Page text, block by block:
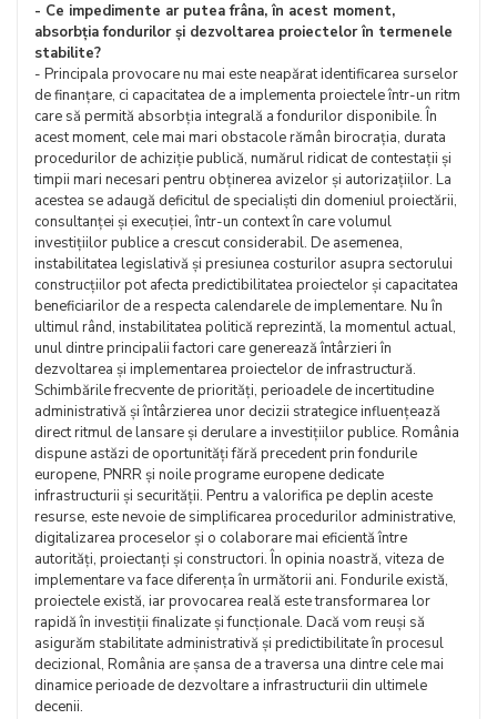
- Ce impedimente ar putea frâna, în acest moment,
absorbția fondurilor și dezvoltarea proiectelor în termenele
stabilite?
- Principala provocare nu mai este neapărat identificarea surselor
de finanțare, ci capacitatea de a implementa proiectele într-un ritm
care să permită absorbția integrală a fondurilor disponibile. În
acest moment, cele mai mari obstacole rămân birocrația, durata
procedurilor de achiziție publică, numărul ridicat de contestații și
timpii mari necesari pentru obținerea avizelor și autorizațiilor. La
acestea se adaugă deficitul de specialiști din domeniul proiectării,
consultanței și execuției, într-un context în care volumul
investițiilor publice a crescut considerabil. De asemenea,
instabilitatea legislativă și presiunea costurilor asupra sectorului
construcțiilor pot afecta predictibilitatea proiectelor și capacitatea
beneficiarilor de a respecta calendarele de implementare. Nu în
ultimul rând, instabilitatea politică reprezintă, la momentul actual,
unul dintre principalii factori care generează întârzieri în
dezvoltarea și implementarea proiectelor de infrastructură.
Schimbările frecvente de priorități, perioadele de incertitudine
administrativă și întârzierea unor decizii strategice influențează
direct ritmul de lansare și derulare a investițiilor publice. România
dispune astăzi de oportunități fără precedent prin fondurile
europene, PNRR și noile programe europene dedicate
infrastructurii și securității. Pentru a valorifica pe deplin aceste
resurse, este nevoie de simplificarea procedurilor administrative,
digitalizarea proceselor și o colaborare mai eficientă între
autorități, proiectanți și constructori. În opinia noastră, viteza de
implementare va face diferența în următorii ani. Fondurile există,
proiectele există, iar provocarea reală este transformarea lor
rapidă în investiții finalizate și funcționale. Dacă vom reuși să
asigurăm stabilitate administrativă și predictibilitate în procesul
decizional, România are șansa de a traversa una dintre cele mai
dinamice perioade de dezvoltare a infrastructurii din ultimele
decenii.